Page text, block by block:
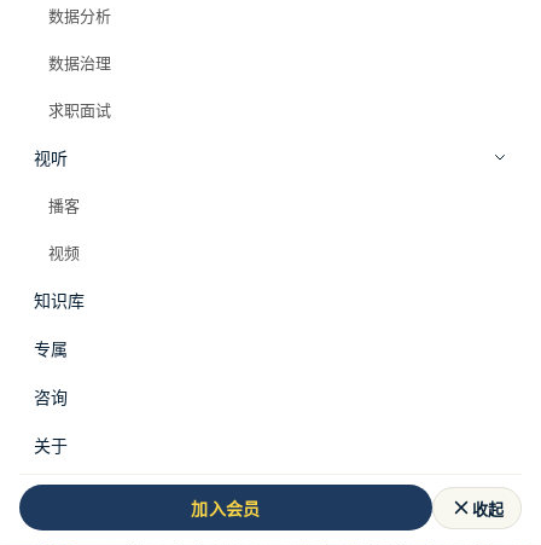
数据分析
数据治理
求职面试
视听
播客
视频
知识库
专属
咨询
关于
加入会员 收起
全部标签
业务判断
共 2 篇文章